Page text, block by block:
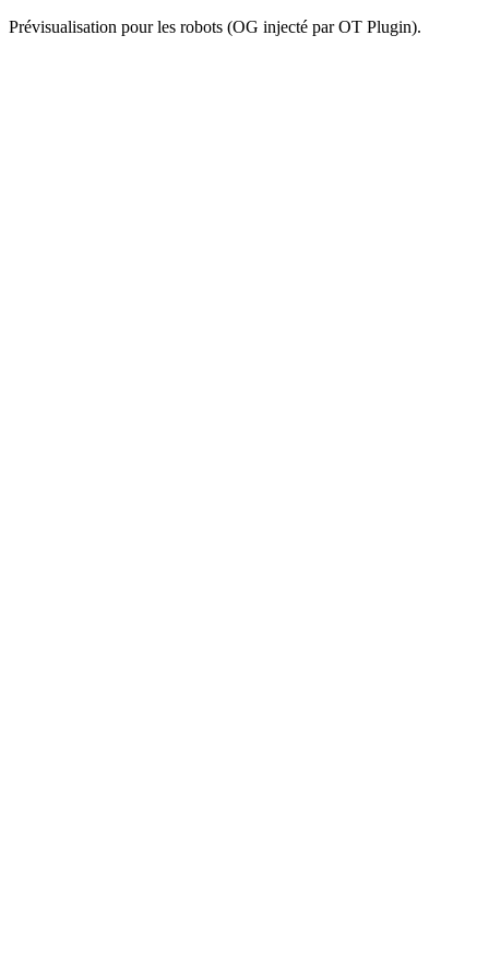
Prévisualisation pour les robots (OG injecté par OT Plugin).